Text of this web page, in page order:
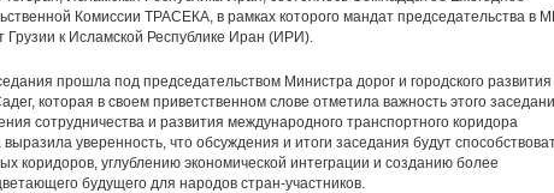
Комиссии ТРАСЕКА, в рамках которого мандат председательства в
к Исламской Республике Иран (ИРИ).
прошла под председательством Министра дорог и городского развития
которая в своем приветственном слове отметила важность этого
сотрудничества и развития международного транспортного коридора
уверенность, что обсуждения и итоги заседания будут
коридоров, углублению экономической интеграции и созданию более
будущего для народов стран-участников.